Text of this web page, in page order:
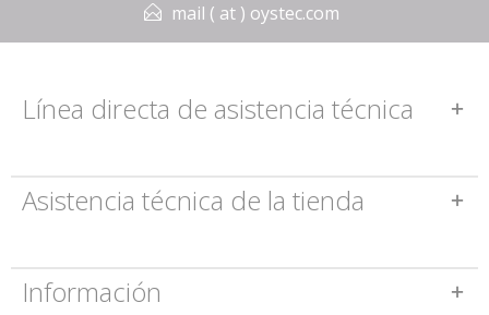
mail ( at ) oystec.com
Línea directa de asistencia técnica
Asistencia técnica de la tienda
Información